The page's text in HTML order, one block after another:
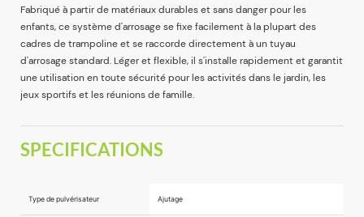
Fabriqué à partir de matériaux durables et sans danger pour les
enfants, ce système d'arrosage se fixe facilement à la plupart des
cadres de trampoline et se raccorde directement à un tuyau
d'arrosage standard. Léger et flexible, il s'installe rapidement et garantit
une utilisation en toute sécurité pour les activités dans le jardin, les
jeux sportifs et les réunions de famille.
SPECIFICATIONS
Type de pulvérisateur Ajutage